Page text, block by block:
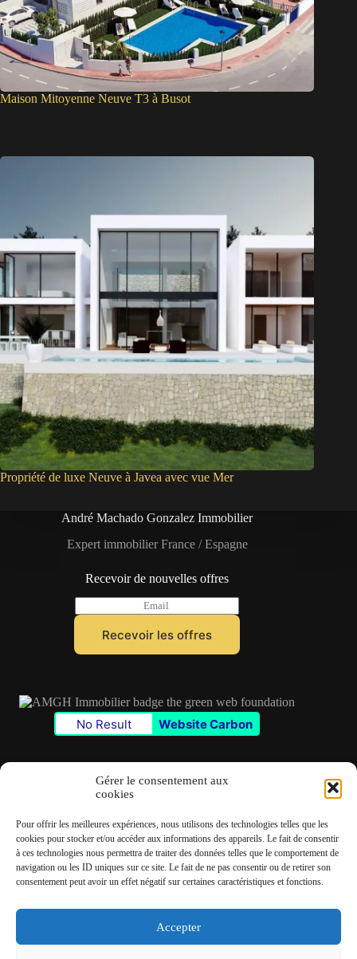
Gérer le consentement aux
cookies
Pour offrir les meilleures expériences, nous utilisons des technologies telles que les
cookies pour stocker et/ou accéder aux informations des appareils. Le fait de consentir
à ces technologies nous permettra de traiter des données telles que le comportement de
navigation ou les ID uniques sur ce site. Le fait de ne pas consentir ou de retirer son
consentement peut avoir un effet négatif sur certaines caractéristiques et fonctions.
Accepter
Maison Mitoyenne Neuve T3 à Busot
Propriété de luxe Neuve à Javea avec vue Mer
André Machado Gonzalez Immobilier
Expert immobilier France / Espagne
Recevoir de nouvelles offres
m
l
Recevoir les offres
No Result Website Carbon
✆06 22 39 73 24
✉contact@amgh-immobilier.com
Copyright © 2026 - André Machado Gonzalez Immobilier